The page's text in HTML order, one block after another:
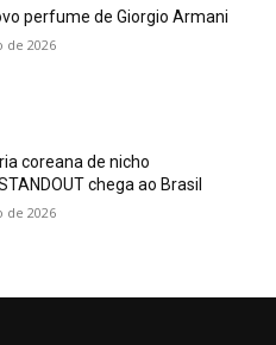
perfume de Giorgio Armani
de 2026
coreana de nicho
chega ao Brasil
de 2026